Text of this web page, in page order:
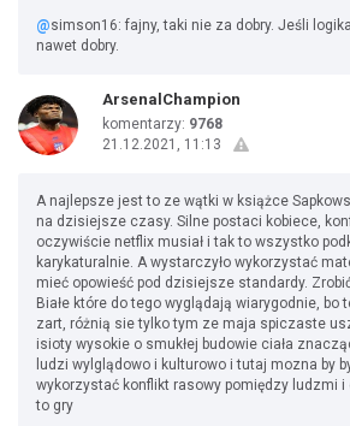
@simson16: fajny, taki nie za dobry. Jeśli
nawet dobry.
ArsenalChampion
komentarzy: 9768
21.12.2021, 11:13
A najlepsze jest to ze wątki w książce
na dzisiejsze czasy. Silne postaci kobiece,
oczywiście netflix musiał i tak to wszystko
karykaturalnie. A wystarczyło wykorzystać
mieć opowieść pod dzisiejsze standardy.
Białe które do tego wyglądają wiarygodnie, bo
zart, różnią sie tylko tym ze maja spiczaste
isioty wysokie o smukłej budowie ciała
ludzi wylglądowo i kulturowo i tutaj mozna by
wykorzystać konflikt rasowy pomiędzy ludzmi i
to gry